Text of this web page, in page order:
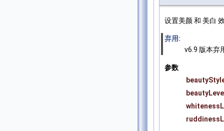
设置美颜 和 美白
弃用:
v6.9 版本弃
参数